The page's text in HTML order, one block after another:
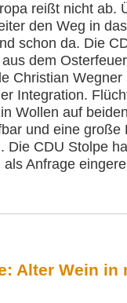
reißt nicht ab.
den Weg in
schon da. Die
dem
Christian
Integration.
Wollen auf
und eine große
Die CDU Stolpe
Anfrage
Alter Wein in